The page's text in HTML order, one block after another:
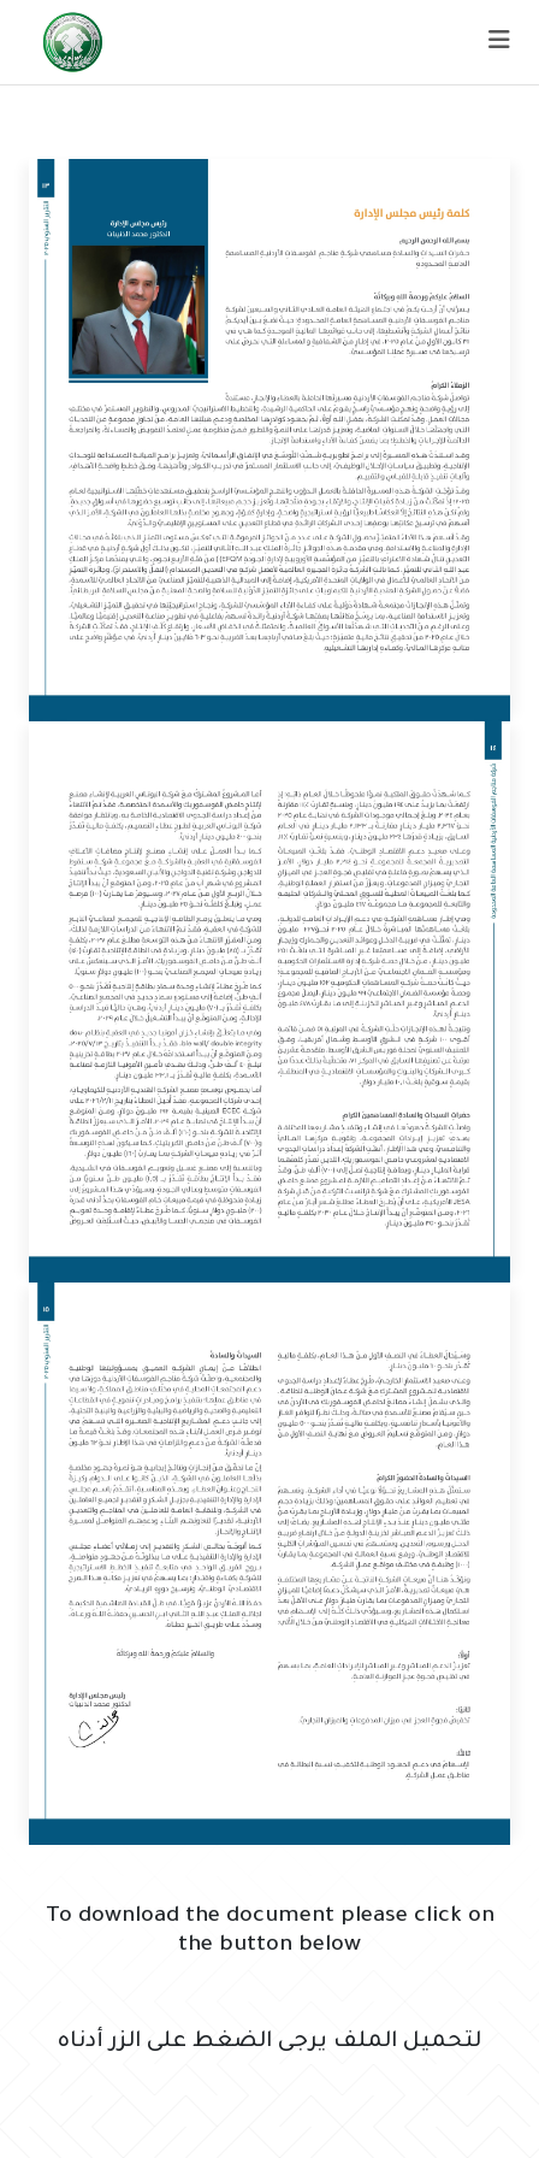
To download the document please click on
the button below
لتحميل الملف يرجى الضغط على الزر أدناه